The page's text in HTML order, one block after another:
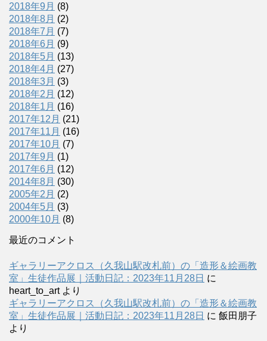
2018年9月 (8)
2018年8月 (2)
2018年7月 (7)
2018年6月 (9)
2018年5月 (13)
2018年4月 (27)
2018年3月 (3)
2018年2月 (12)
2018年1月 (16)
2017年12月 (21)
2017年11月 (16)
2017年10月 (7)
2017年9月 (1)
2017年6月 (12)
2014年8月 (30)
2005年2月 (2)
2004年5月 (3)
2000年10月 (8)
最近のコメント
ギャラリーアクロス（久我山駅改札前）の「造形＆絵画教
室」生徒作品展｜活動日記：2023年11月28日 に
heart_to_artより
ギャラリーアクロス（久我山駅改札前）の「造形＆絵画教
室」生徒作品展｜活動日記：2023年11月28日 に 飯田朋子
より